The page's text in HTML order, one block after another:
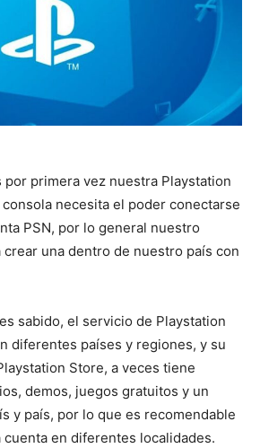
por primera vez nuestra Playstation
necesita el poder conectarse
PSN, por lo general nuestro
una dentro de nuestro país con
sabido, el servicio de Playstation
diferentes países y regiones, y su
Store, a veces tiene
demos, juegos gratuitos y un
y país, por lo que es recomendable
cuenta en diferentes localidades.